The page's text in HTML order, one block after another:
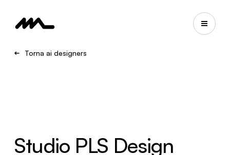
Torna ai designers
Studio PLS Design